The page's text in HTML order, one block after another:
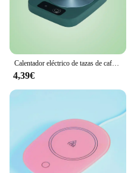
Calentador eléctrico de tazas de café, 5V CC, USB, posavasos de calentamiento de temperatura constante para leche, té, agua, almohadilla de calentamiento, estera cálida
4,39€